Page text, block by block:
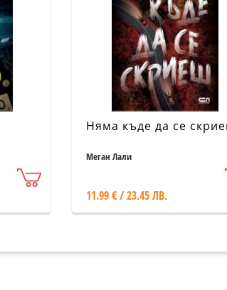
Няма къде да се
Меган Лали
11.99 € / 23.45 ЛВ.